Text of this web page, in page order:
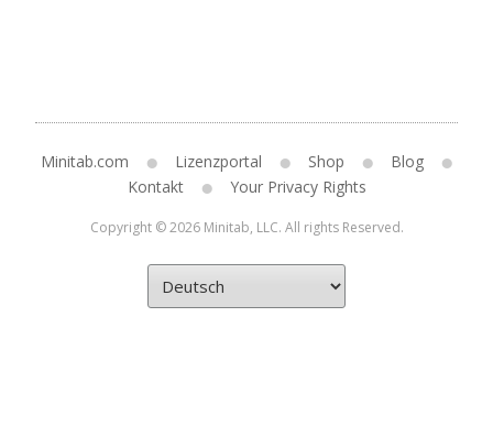
Minitab.com Lizenzportal Shop
Blog
Kontakt
Your Privacy Rights
Copyright © 2026 Minitab, LLC. All rights Reserved.